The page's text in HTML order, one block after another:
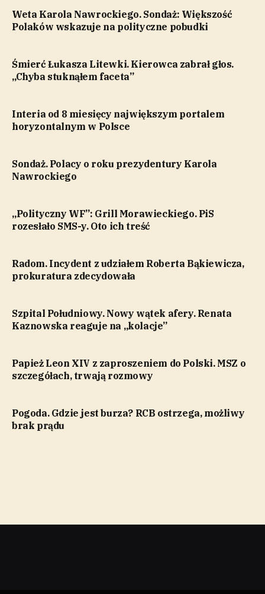
Weta Karola Nawrockiego. Sondaż: Większość
Polaków wskazuje na polityczne pobudki
Śmierć Łukasza Litewki. Kierowca zabrał głos.
„Chyba stuknąłem faceta”
Interia od 8 miesięcy największym portalem
horyzontalnym w Polsce
Sondaż. Polacy o roku prezydentury Karola
Nawrockiego
„Polityczny WF”: Grill Morawieckiego. PiS
rozesłało SMS-y. Oto ich treść
Radom. Incydent z udziałem Roberta Bąkiewicza,
prokuratura zdecydowała
Szpital Południowy. Nowy wątek afery. Renata
Kaznowska reaguje na „kolacje”
Papież Leon XIV z zaproszeniem do Polski. MSZ o
szczegółach, trwają rozmowy
Pogoda. Gdzie jest burza? RCB ostrzega, możliwy
brak prądu